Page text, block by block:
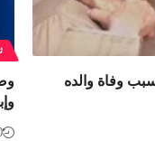
وفاة والده